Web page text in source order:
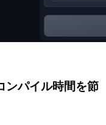
パイル時間を節